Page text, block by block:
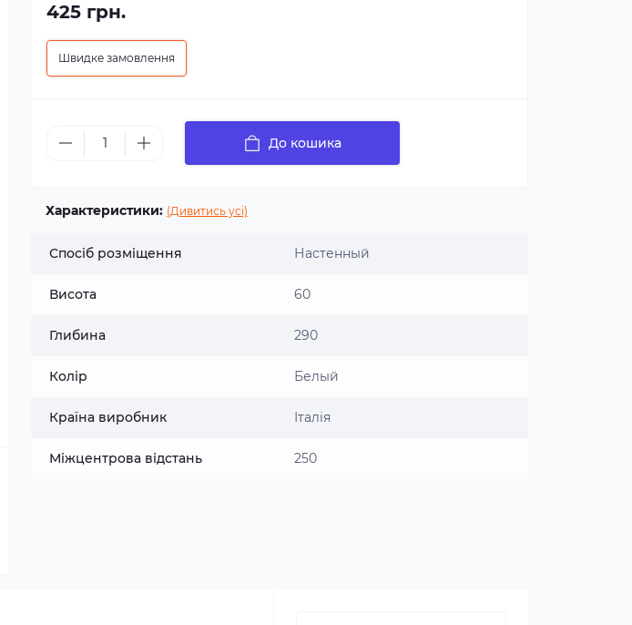
425 грн.
Швидке замовлення
До кошика
Характеристики: (Дивитись усі)
Спосіб розміщення Настенный
Висота 60
Глибина 290
Колір Белый
Країна виробник Італія
Міжцентрова відстань 250